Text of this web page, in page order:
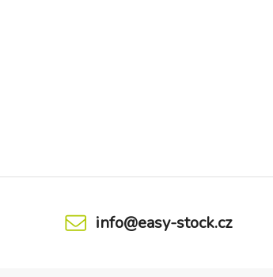
info@easy-stock.cz